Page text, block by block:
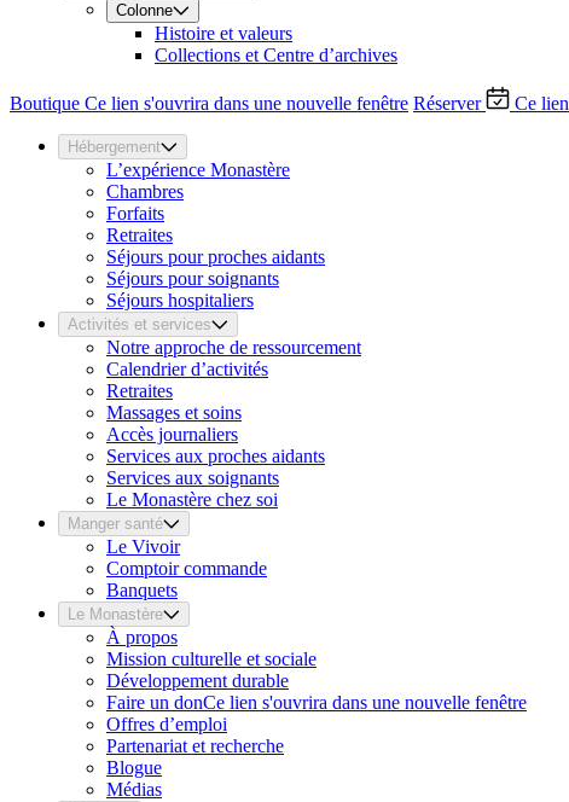
Colonne
Histoire et valeurs
Collections et Centre d’archives
Boutique Ce lien s'ouvrira dans une nouvelle fenêtre Réserver Ce
Hébergement
L’expérience Monastère
Chambres
Forfaits
Retraites
Séjours pour proches aidants
Séjours pour soignants
Séjours hospitaliers
Activités et services
Notre approche de ressourcement
Calendrier d’activités
Retraites
Massages et soins
Accès journaliers
Services aux proches aidants
Services aux soignants
Le Monastère chez soi
Manger santé
Le Vivoir
Comptoir commande
Banquets
Le Monastère
À propos
Mission culturelle et sociale
Développement durable
Faire un donCe lien s'ouvrira dans une nouvelle fenêtre
Offres d’emploi
Partenariat et recherche
Blogue
Médias